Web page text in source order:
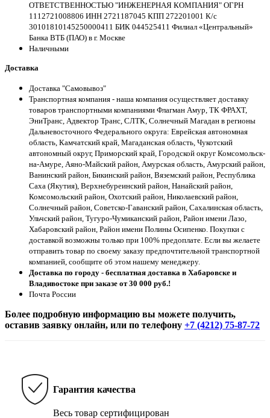
ОТВЕТСТВЕННОСТЬЮ "ИНЖЕНЕРНАЯ КОМПАНИЯ" ОГРН
1112721008806 ИНН 2721187045 КПП 272201001 К/с
30101810145250000411 БИК 044525411 Филиал «Центральный»
Банка ВТБ (ПАО) в г. Москве
Наличными
Доставка
Доставка "Самовывоз"
Транспортная компания - наша компания осуществляет доставку
товаров транспортными компаниями Флагман Амур, ТК ФРАХТ,
ЭниТранс, Адвектор Транс, СЛТК, Солнечный Магадан в регионы
Дальневосточного Федерального округа: Еврейская автономная
область, Камчатский край, Магаданская область, Чукотский
автономный округ, Приморский край, Городской округ Комсомольск-
на-Амуре, Аяно-Майский район, Амурская область, Амурский район,
Ванинский район, Бикинский район, Вяземский район, Республика
Саха (Якутия), Верхнебуреинский район, Нанайский район,
Комсомольский район, Охотский район, Николаевский район,
Солнечный район, Советско-Гаванский район, Сахалинская область,
Ульчский район, Тугуро-Чумиканский район, Район имени Лазо,
Хабаровский район, Район имени Полины Осипенко. Покупки с
доставкой возможны только при 100% предоплате. Если вы желаете
отправить товар по своему заказу предпочтительной транспортной
компанией, сообщите об этом нашему менеджеру.
Доставка по городу - бесплатная доставка в Хабаровске и
Владивостоке при заказе от 30 000 руб.!
Почта России
Более подробную информацию вы можете получить,
оставив заявку онлайн, или по телефону +7 (4212) 75-87-72
Гарантия качества
Весь товар сертифицирован